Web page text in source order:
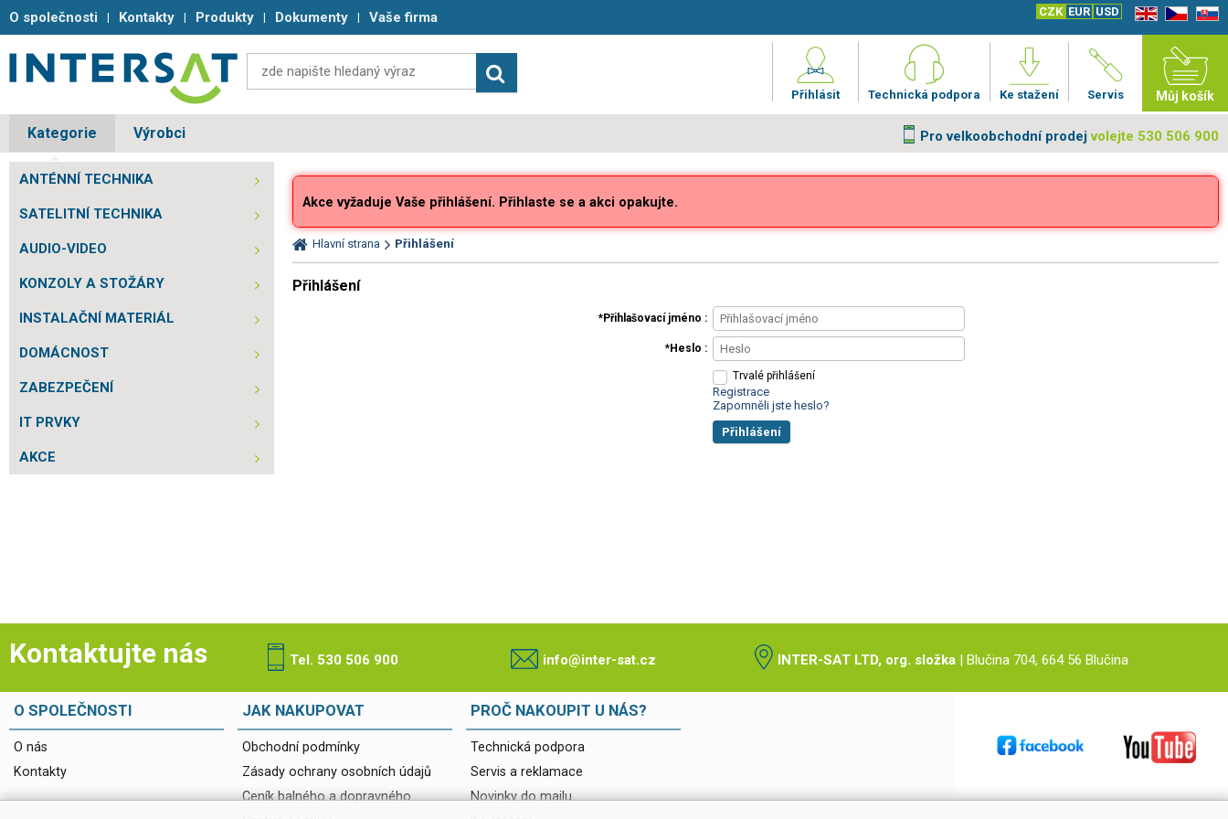
O společnosti Kontakty Produkty Dokumenty Vaše firma EN CZ SK
CZK EUR USD
Můj košík
Servis
Ke stažení
Technická podpora
Přihlásit
Kategorie Výrobci Pro velkoobchodní prodejvolejte 530 506 900
ANTÉNNÍ TECHNIKA
SATELITNÍ TECHNIKA
AUDIO-VIDEO
KONZOLY A STOŽÁRY
INSTALAČNÍ MATERIÁL
DOMÁCNOST
ZABEZPEČENÍ
IT PRVKY
AKCE
Akce vyžaduje Vaše přihlášení. Přihlaste se a akci opakujte.
Hlavní strana Přihlášení
Přihlášení
Přihlašovací jméno
Heslo
Trvalé přihlášení
Registrace
Zapomněli jste heslo?
Přihlášení
Kontaktujte nás Tel. 530 506 900 info@inter-sat.cz INTER-SAT LTD, org. složka | Blučina 704, 664 56 Blučina
O SPOLEČNOSTI
O nás
Kontakty
JAK NAKUPOVAT
Obchodní podmínky
Zásady ochrany osobních údajů
Ceník balného a dopravného
PROČ NAKOUPIT U NÁS?
Technická podpora
Servis a reklamace
Novinky do mailu